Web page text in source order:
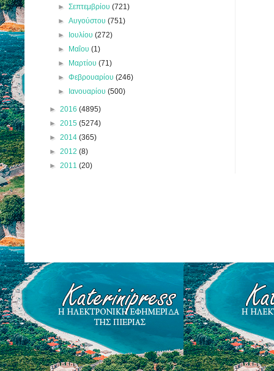
►Σεπτεμβρίου(721)
►Αυγούστου(751)
► Ιουλίου(272)
► Μαΐου(1)
► Μαρτίου(71)
►Φεβρουαρίου(246)
► Ιανουαρίου(500)
► 2016 (4895)
► 2015 (5274)
► 2014 (365)
► 2012 (8)
► 2011 (20)